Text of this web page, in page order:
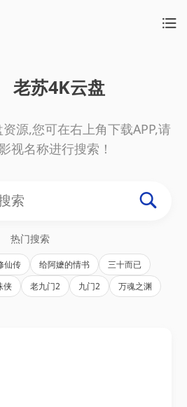
老苏4K云盘
源,您可在右上角下载APP,请
视名称进行搜索！
热门搜索
仙传 给阿嬷的情书
三十而已
侠 老九门2 九门2 万魂之渊